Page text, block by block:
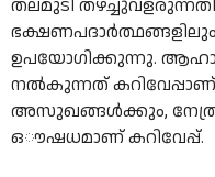
തലമുടി
ഭക്ഷണപദാ‍ർത്ഥങ്ങളിലും
ഉപയോഗിക്കുന്നു.
നൽകുന്നത്
അസുഖങ്ങൾക്കും,
ഒൗഷധമാണ് കറിവേപ്പ്.